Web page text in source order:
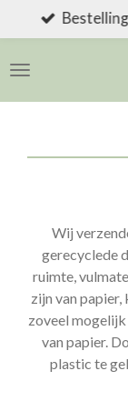
direct
naar
Wij
gerecyclede
ruimte,
zijn van
zoveel
van papier.
plastic te